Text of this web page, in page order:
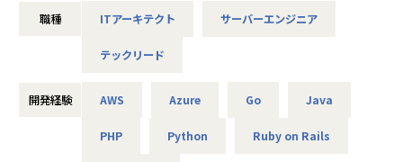
もAIも“人類の進化”の手段と見る未来創造者・渡久地 択
https://www.fastgrow.jp/articles/aiinside-toguchi
（記事文面の「Learning Center」は、現在の「Heylix」
https://ainow.ai/2023/04/07/273090/
・新規ソリューションのプロトタイプ開発および改善サイク
・システム連携・アプリケーション開発に関わる設計・実
・利用者のフィードバックを踏まえた改善や運用サポート
・他チームとの連携・調整を通じた価値提案の具体化
サービス特性を踏まえて要件を適切に把握し、最適なアプリ
PMや社内外のステークホルダーと調整し、適切なアプリケ
ていただきます。
ービスの機能追加、機能改善やサービス品質の向上・生産性
職種 ITアーキテクト サーバーエンジニア
テックリード
開発経験 AWS Azure Go Java
PHP Python Ruby on Rails